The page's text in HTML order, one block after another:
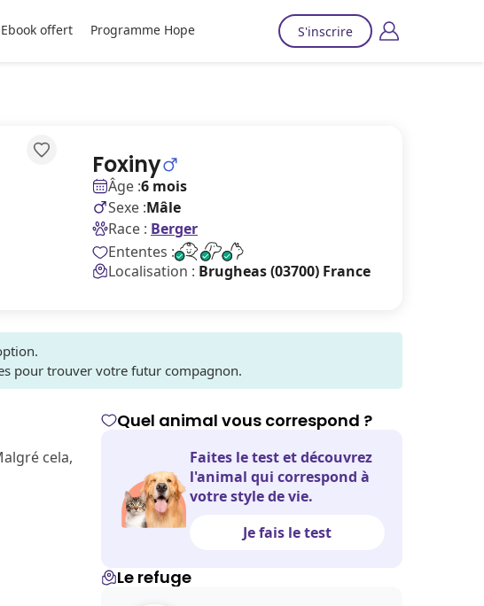
Ebook offert Programme Hope S'inscrire
Foxiny
Âge :6 mois
Sexe :Mâle
Race : Berger
Ententes :
Localisation : Brugheas (03700) France
pour trouver votre futur compagnon.
cela,
Quel animal vous correspond ?
Faites le test et découvrez
l'animal qui correspond à
votre style de vie.
Je fais le test
Le refuge